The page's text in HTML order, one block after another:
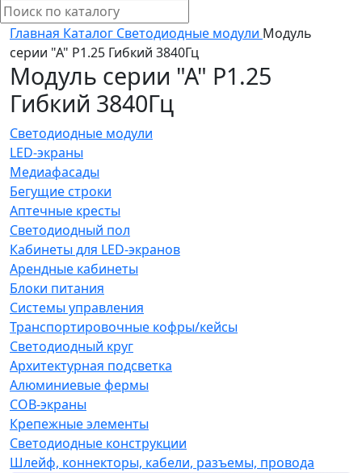
Главная Каталог Светодиодные модули Модуль
серии "А" P1.25 Гибкий 3840Гц
Модуль серии "А" P1.25
Гибкий 3840Гц
Светодиодные модули
LED-экраны
Медиафасады
Бегущие строки
Аптечные кресты
Светодиодный пол
Кабинеты для LED-экранов
Арендные кабинеты
Блоки питания
Системы управления
Транспортировочные кофры/кейсы
Светодиодный круг
Архитектурная подсветка
Алюминиевые фермы
COB-экраны
Крепежные элементы
Светодиодные конструкции
Шлейф, коннекторы, кабели, разъемы, провода